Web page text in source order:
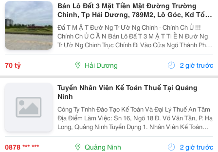
Bán Lô Đất 3 Mặt Tiền Mặt Đường Trường
Chinh, Tp Hải Dương, 789M2, Lô Góc, Kd Tốt,
Vị Trí Đẹp
Đấ T M Ặ T Đườ Ng Tr Ườ Ng Chinh - Chính Ch Ủ !!!
Chính Ch Ủ C Ầ N Bán Lô Đấ T 3 M Ặ T Ti Ề N Đườ Ng
Tr Ườ Ng Chinh Trục Chính Đi Vào Cửa Ngõ Thành Ph Ố
H Ả I D Ươ Ng - Di Ệ N Tích 789M2, Lô Góc 3 M Ặ T Ti Ề
70 tỷ Hải Dương 2 giờ trước
Tuyển Nhân Viên Kế Toán Thuế Tại Quảng
Ninh
Công Ty Tnhh Đào Tạo Kế Toán Và Đại Lý Thuế An Tâm
Địa Điểm Làm Việc: Sn 16, Ngõ 18 Đ. Võ Văn Tần, P. Hạ
Long, Quảng Ninh Tuyển Dụng 1. Nhân Viên Kế Toán
Thuế : 05 Mô Tả Công Việc: &Bull; Thực Hiện Các Công
Việc Liên Quan Đến Kế Toán Thuế...
0878 *** *** Quảng Ninh 2 giờ trước